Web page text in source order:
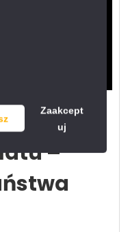
Zaakcept
uj
–